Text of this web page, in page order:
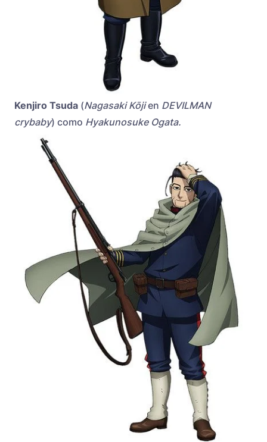
Kenjiro Tsuda (Nagasaki Kōjien DEVILMAN
crybaby) como Hyakunosuke Ogata.